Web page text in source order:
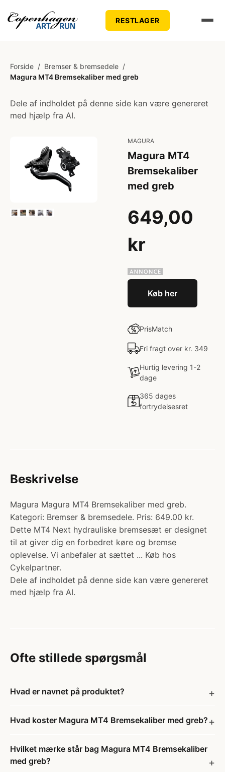
RESTLAGER
Forside / Bremser & bremsedele /
Magura MT4 Bremsekaliber med greb
Dele af indholdet på denne side kan være genereret
med hjælp fra AI.
MAGURA
Magura MT4
Bremsekaliber
med greb
649,00
kr
Køb her
PrisMatch
Fri fragt over kr. 349
Hurtig levering 1-2
dage
365 dages
fortrydelsesret
Beskrivelse
Magura Magura MT4 Bremsekaliber med greb.
Kategori: Bremser & bremsedele. Pris: 649.00 kr.
Dette MT4 Next hydrauliske bremsesæt er designet
til at giver dig en forbedret køre og bremse
oplevelse. Vi anbefaler at sættet ... Køb hos
Cykelpartner.
Dele af indholdet på denne side kan være genereret
med hjælp fra AI.
Ofte stillede spørgsmål
Hvad er navnet på produktet?
Hvad koster Magura MT4 Bremsekaliber med greb?
Hvilket mærke står bag Magura MT4 Bremsekaliber
med greb?